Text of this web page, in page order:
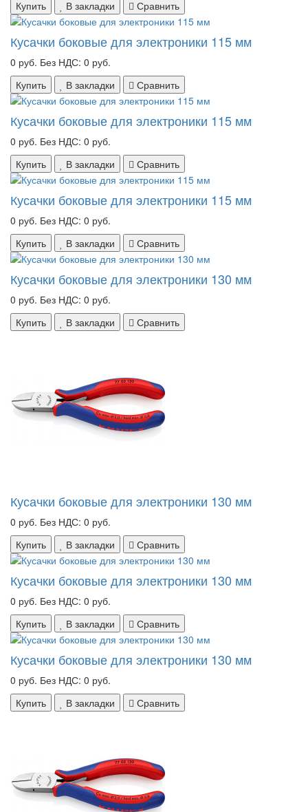
Купить В закладки Сравнить
Кусачки боковые для электроники 115 мм
0 руб. Без НДС: 0 руб.
Купить
В закладки Сравнить
Кусачки боковые для электроники 115 мм
0 руб. Без НДС: 0 руб.
Купить
В закладки Сравнить
Кусачки боковые для электроники 115 мм
0 руб. Без НДС: 0 руб.
Купить
В закладки Сравнить
Кусачки боковые для электроники 130 мм
0 руб. Без НДС: 0 руб.
Купить
В закладки Сравнить
Кусачки боковые для электроники 130 мм
0 руб. Без НДС: 0 руб.
Купить
В закладки Сравнить
Кусачки боковые для электроники 130 мм
0 руб. Без НДС: 0 руб.
Купить
В закладки Сравнить
Кусачки боковые для электроники 130 мм
0 руб. Без НДС: 0 руб.
Купить
В закладки Сравнить